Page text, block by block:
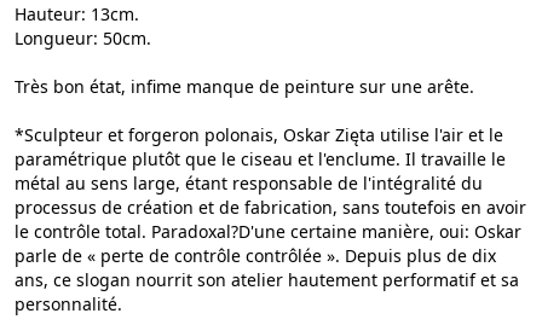
Hauteur: 13cm.
Longueur: 50cm.
Très bon état, infime manque de peinture sur une arête.
*Sculpteur et forgeron polonais, Oskar Zięta utilise l'air et le
paramétrique plutôt que le ciseau et l'enclume. Il travaille le
métal au sens large, étant responsable de l'intégralité du
processus de création et de fabrication, sans toutefois en avoir
le contrôle total. Paradoxal?D'une certaine manière, oui: Oskar
parle de « perte de contrôle contrôlée ». Depuis plus de dix
ans, ce slogan nourrit son atelier hautement performatif et sa
personnalité.